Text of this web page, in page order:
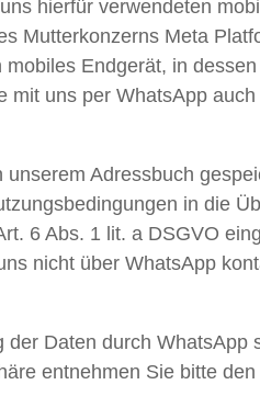
hierfür verwendeten
Mutterkonzerns Meta
Endgerät, in
uns per WhatsApp
Adressbuch
in die
6 Abs. 1 lit. a DSGVO
nicht über WhatsApp
Daten durch WhatsApp
entnehmen Sie bitte